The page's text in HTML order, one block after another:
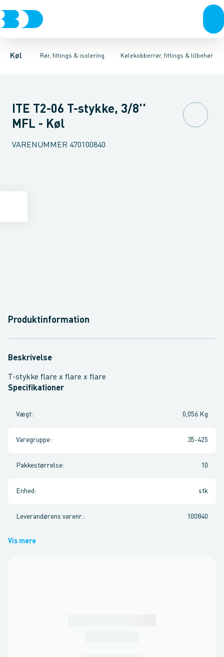
Køl Rør, fittings & isolering
KompressorerKondenseringsaggregaterFordampere
Kølekobberrør, fittings & tilbehør
Kølekobberrør, fittings & tilbehørCOOL-FIT 2.0 0°C til +60°C
Isoleret kølekobberrørKølekobberrørKobberpakninger &
ITE T2-06 T-stykke, 3/8''
MFL - Køl
VARENUMMER 470100840
Produktinformation
Beskrivelse
T-stykke flare x flare x flare
Specifikationer
Vægt: 0,056 Kg
Varegruppe: 35-425
Pakkestørrelse: 10
Enhed : stk
Leverandørens varenr. : 100840
Vis mere